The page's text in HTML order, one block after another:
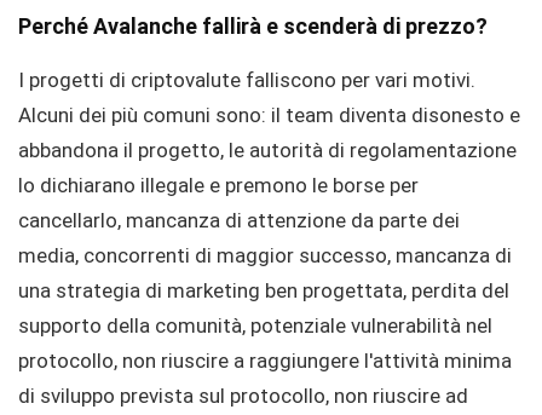
Perché Avalanche fallirà e scenderà di prezzo?
I progetti di criptovalute falliscono per vari motivi.
Alcuni dei più comuni sono: il team diventa disonesto e
abbandona il progetto, le autorità di regolamentazione
lo dichiarano illegale e premono le borse per
cancellarlo, mancanza di attenzione da parte dei
media, concorrenti di maggior successo, mancanza di
una strategia di marketing ben progettata, perdita del
supporto della comunità, potenziale vulnerabilità nel
protocollo, non riuscire a raggiungere l'attività minima
di sviluppo prevista sul protocollo, non riuscire ad